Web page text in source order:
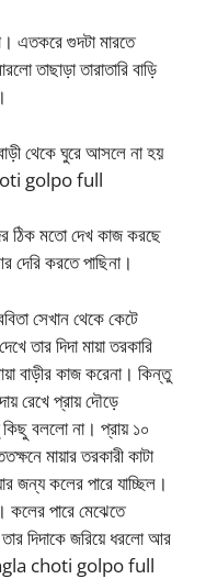
এতকরে গুদটা মারতে
তাছাড়া তারাতারি বাড়ি
থেকে ঘুরে আসলে না হয়
golpo full
ঠিক মতো দেখ কাজ করছে
করতে পাছিনা।
সেখান থেকে কেটে
তার দিদা মায়া তরকারি
বাড়ীর কাজ করেনা। কিন্তু
রেখে প্রায় দৌড়ে
কিছু বললো না। প্রায় ১০
মায়ার তরকারী কাটা
জন্য কলের পারে যাচ্ছিল।
কলের পারে মেঝেতে
দিদাকে জরিয়ে ধরলো আর
choti golpo full